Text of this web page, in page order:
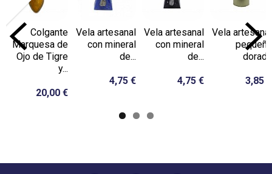
Colgante
Marquesa de
Ojo de Tigre
y...
20,00 €
Vela artesanal
con mineral
de...
4,75 €
Vela artesanal
con mineral
de...
4,75 €
Vela artesanal
pequeña
dorada
3,85 €